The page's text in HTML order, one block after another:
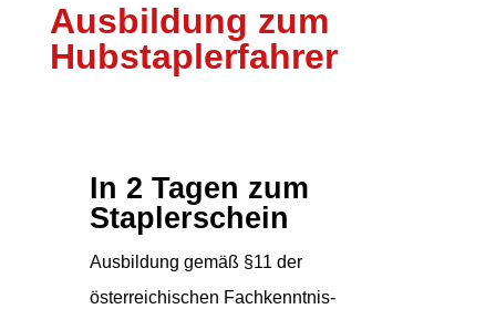
Ausbildung zum
Hubstaplerfahrer
In 2 Tagen zum
Staplerschein
Ausbildung gemäß §11 der
österreichischen Fachkenntnis-